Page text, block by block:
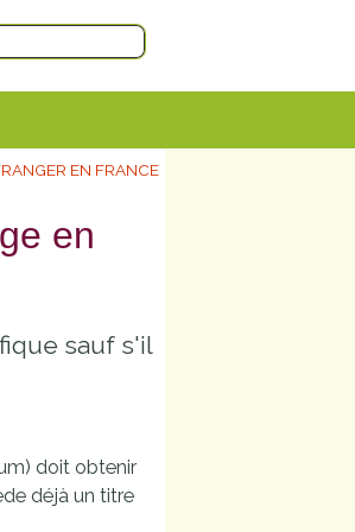
EN FRANCE
en
sauf s'il
doit obtenir
déjà un titre